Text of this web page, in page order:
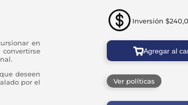
en
deseen
por el
Inversión
Agregar al
Ver políticas